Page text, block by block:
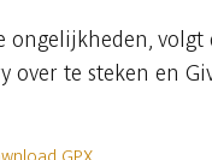
over te steken en